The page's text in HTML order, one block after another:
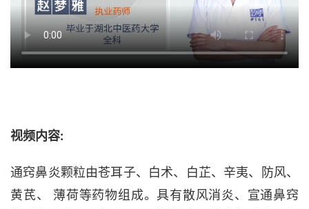
视频内容:
通窍鼻炎颗粒由苍耳子、白术、白芷、辛夷、防风、
黄芪、
薄荷等药物组成。具有散风消炎、宣通鼻窍